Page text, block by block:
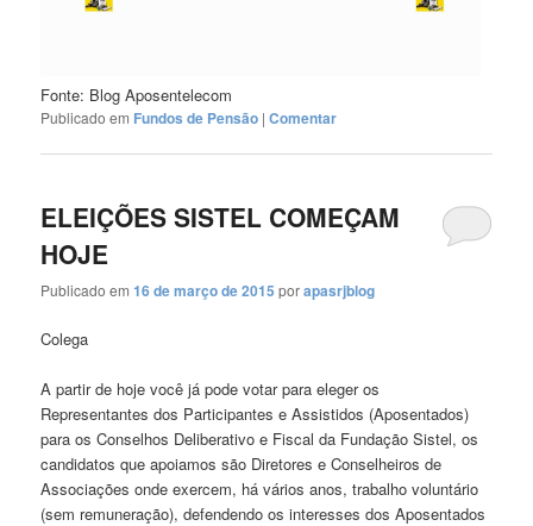
Fonte: Blog Aposentelecom
Publicado em Fundos de Pensão |Comentar
ELEIÇÕES SISTEL COMEÇAM
HOJE
Publicado em16 de março de 2015 porapasrjblog
Colega
A partir de hoje você já pode votar para eleger os
Representantes dos Participantes e Assistidos (Aposentados)
para os Conselhos Deliberativo e Fiscal da Fundação Sistel, os
candidatos que apoiamos são Diretores e Conselheiros de
Associações onde exercem, há vários anos, trabalho voluntário
(sem remuneração), defendendo os interesses dos Aposentados